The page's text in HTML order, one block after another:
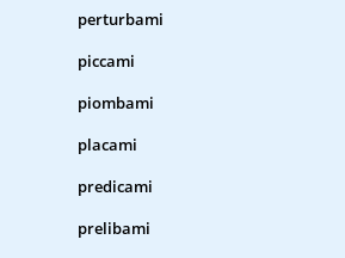
perturbami
piccami
piombami
placami
predicami
prelibami